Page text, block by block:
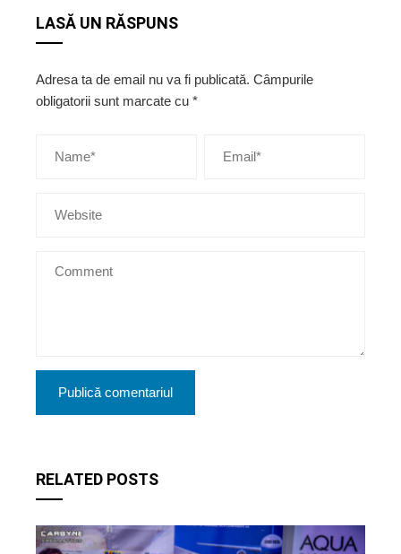
LASĂ UN RĂSPUNS
Adresa ta de email nu va fi publicată. Câmpurile
obligatorii sunt marcate cu *
RELATED POSTS